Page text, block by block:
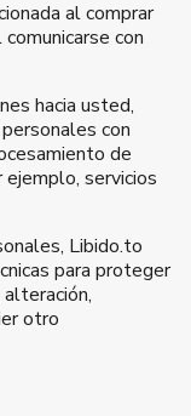
al comprar
con
hacia usted,
con
de
servicios
Libido.to
para proteger
otro